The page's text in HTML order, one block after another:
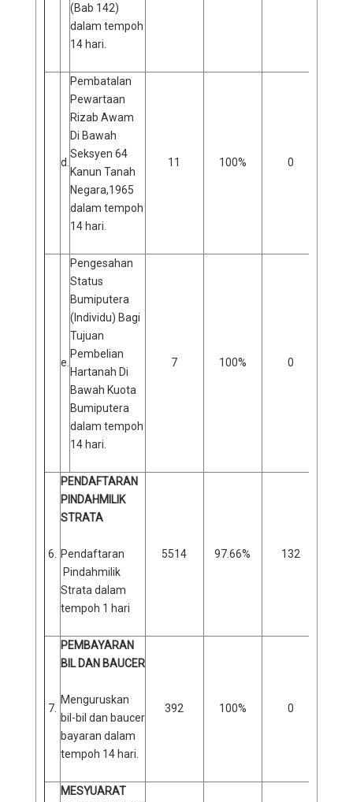
(Bab 142)
dalam tempoh
14 hari.
d.
Pembatalan
Pewartaan
Rizab Awam
Di Bawah
Seksyen 64
Kanun Tanah
Negara,1965
dalam tempoh
14 hari.
11 100% 0
e.
Pengesahan
Status
Bumiputera
(Individu) Bagi
Tujuan
Pembelian
Hartanah Di
Bawah Kuota
Bumiputera
dalam tempoh
14 hari.
7 100% 0
6.
PENDAFTARAN
PINDAHMILIK
STRATA
Pendaftaran
Pindahmilik
Strata dalam
tempoh 1 hari
5514 97.66% 132
7.
PEMBAYARAN
BIL DAN BAUCER
Menguruskan
bil-bil dan baucer
bayaran dalam
tempoh 14 hari.
392 100% 0
MESYUARAT